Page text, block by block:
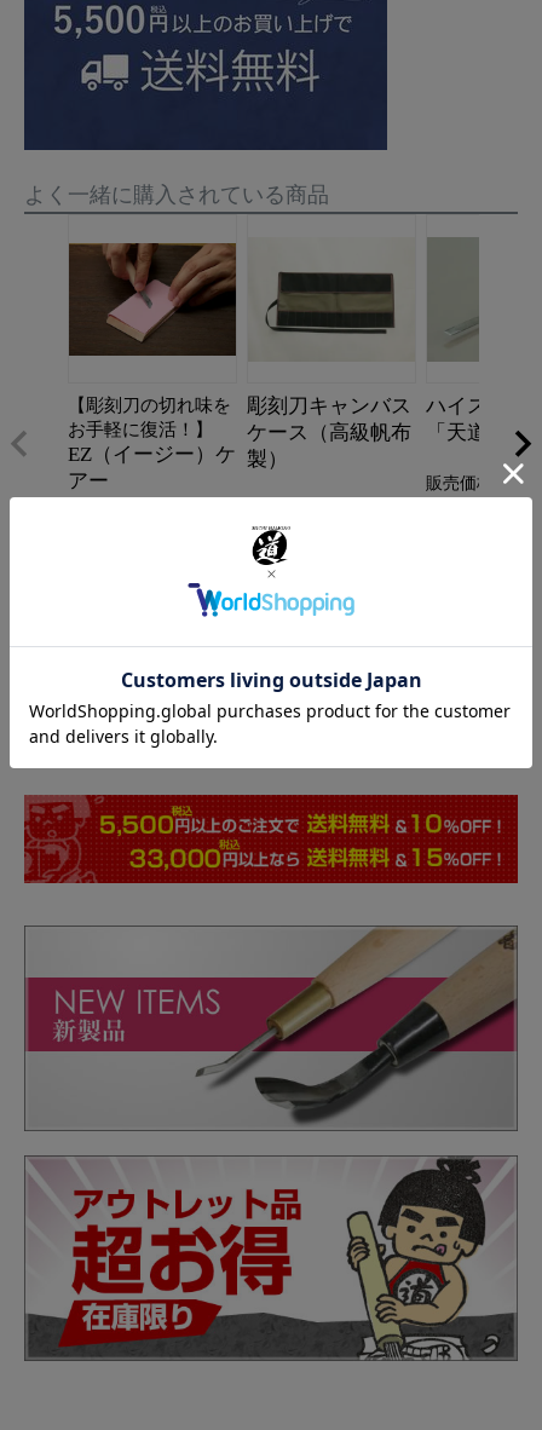
よく一緒に購入されている商品
【彫刻刀の切れ味を
お手軽に復活！】
EZ（イージー）ケ
アー
彫刻刀キャンバス
ケース（高級帆布
製）
¥6,600
税込
ハイス小道
「天道」 平
販売価格